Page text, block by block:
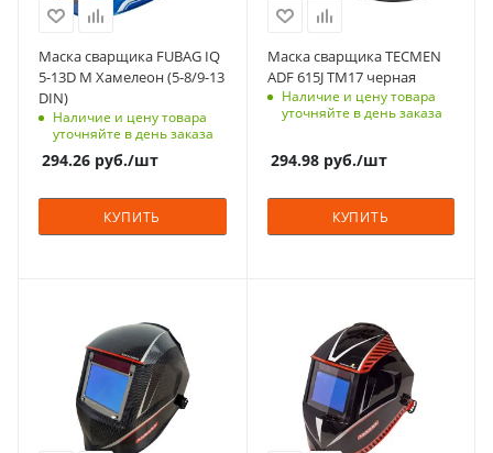
Китай
синие
Рабочая температура,
⁰C
-5 - +55
Солнечная + 2-х
сменных батареи
Маска сварщика FUBAG IQ
5-13D M Хамелеон (5-8/9-13
DIN)
Наличие и цену товара
уточняйте в день заказа
294.26 руб./шт
КУПИТЬ
Страна изготовления
Цвет
черные
Рабочая температура,
-10 - +55
Тип батареи
Солнечные
Гарантийный срок,
2 года
Вес, кг
Маска сварщика TECMEN
ADF 615J TM17 черная
Наличие и цену товара
уточняйте в день заказа
294.98руб./шт
КУПИТЬ
технология MULTI
COLOR
Материал
Пластик
Страна изготовления
технология MULTI
COLOR
Материал
Пластик
Страна изготовления